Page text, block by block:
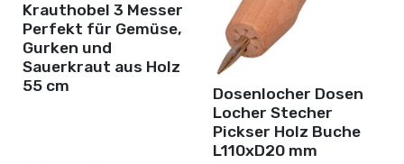
Krauthobel 3 Messer
Perfekt für Gemüse,
Gurken und
Sauerkraut aus Holz
55 cm
Dosenlocher Dosen
Locher Stecher
Pickser Holz Buche
L110xD20 mm